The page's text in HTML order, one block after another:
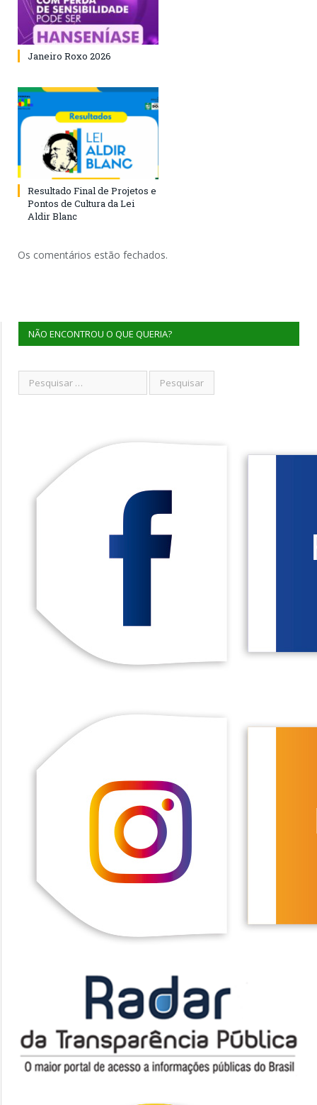
Janeiro Roxo 2026
Resultado Final de Projetos e
Pontos de Cultura da Lei
Aldir Blanc
Os comentários estão fechados.
NÃO ENCONTROU O QUE QUERIA?